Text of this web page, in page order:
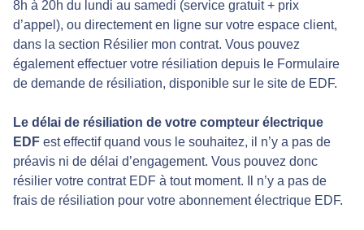
8h à 20h du lundi au samedi (service gratuit + prix
d’appel), ou directement en ligne sur votre espace client,
dans la section Résilier mon contrat. Vous pouvez
également effectuer votre résiliation depuis le Formulaire
de demande de résiliation, disponible sur le site de EDF.
Le délai de résiliation de votre compteur électrique
EDF est effectif quand vous le souhaitez, il n’y a pas de
préavis ni de délai d’engagement. Vous pouvez donc
résilier votre contrat EDF à tout moment. Il n’y a pas de
frais de résiliation pour votre abonnement électrique EDF.